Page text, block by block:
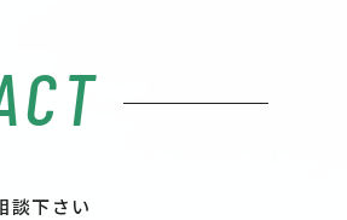
談下さい